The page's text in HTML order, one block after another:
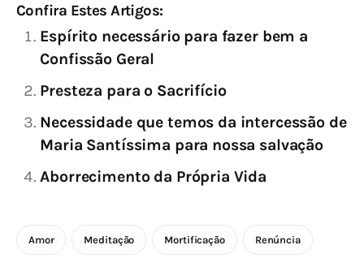
Confira Estes Artigos:
Espírito necessário para fazer bem a
Confissão Geral
Presteza para o Sacrifício
Necessidade que temos da intercessão de
Maria Santíssima para nossa salvação
Aborrecimento da Própria Vida
Amor Meditação Mortificação Renúncia